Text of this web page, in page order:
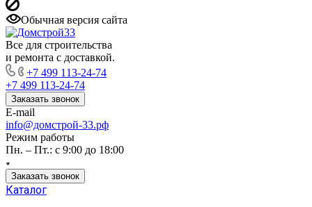
Обычная версия сайта
Все для строительства
и ремонта с доставкой.
+7 499 113-24-74
+7 499 113-24-74
Заказать звонок
E-mail
info@домстрой-33.рф
Режим работы
Пн. – Пт.: с 9:00 до 18:00
Заказать звонок
Каталог